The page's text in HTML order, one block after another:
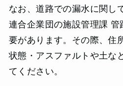
なお、道路での漏水に関し
連合企業団の施設管理課
要があります。その際、住
状態・アスファルトや土な
てください。